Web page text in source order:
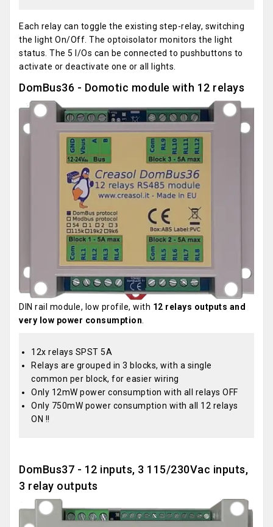
Each relay can toggle the existing step-relay, switching
the light On/Off. The optoisolator monitors the light
status. The 5 I/Os can be connected to pushbuttons to
activate or deactivate one or all lights.
DomBus36 - Domotic module with 12 relays
DIN rail module, low profile, with 12 relays outputs and
very low power consumption
12x relays SPST 5A
Relays are grouped in 3 blocks, with a single
common per block, for easier wiring
Only 12mW power consumption with all relays OFF
Only 750mW power consumption with all 12 relays
ON !!
DomBus37 - 12 inputs, 3 115/230Vac inputs,
3 relay outputs